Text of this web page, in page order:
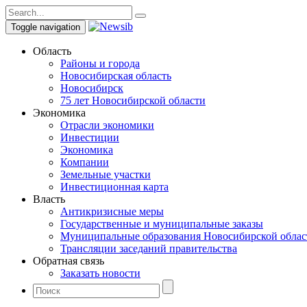
Toggle navigation
Область
Районы и города
Новосибирская область
Новосибирск
75 лет Новосибирской области
Экономика
Отрасли экономики
Инвестиции
Экономика
Компании
Земельные участки
Инвестиционная карта
Власть
Антикризисные меры
Государственные и муниципальные заказы
Муниципальные образования Новосибирской
Трансляции заседаний правительства
Обратная связь
Заказать новости